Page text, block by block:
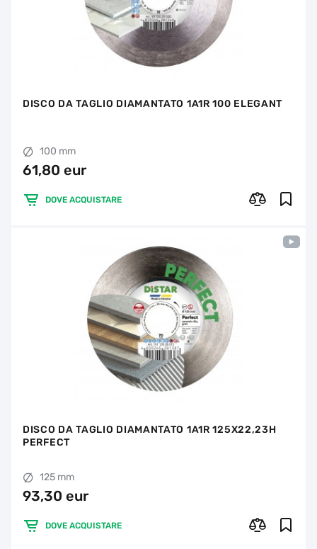
DISCO DA TAGLIO DIAMANTATO 1A1R 100 ELEGANT
100 mm
61,80 eur
DOVE ACQUISTARE
DISCO DA TAGLIO DIAMANTATO 1A1R 125X22,23H
PERFECT
125 mm
93,30 eur
DOVE ACQUISTARE